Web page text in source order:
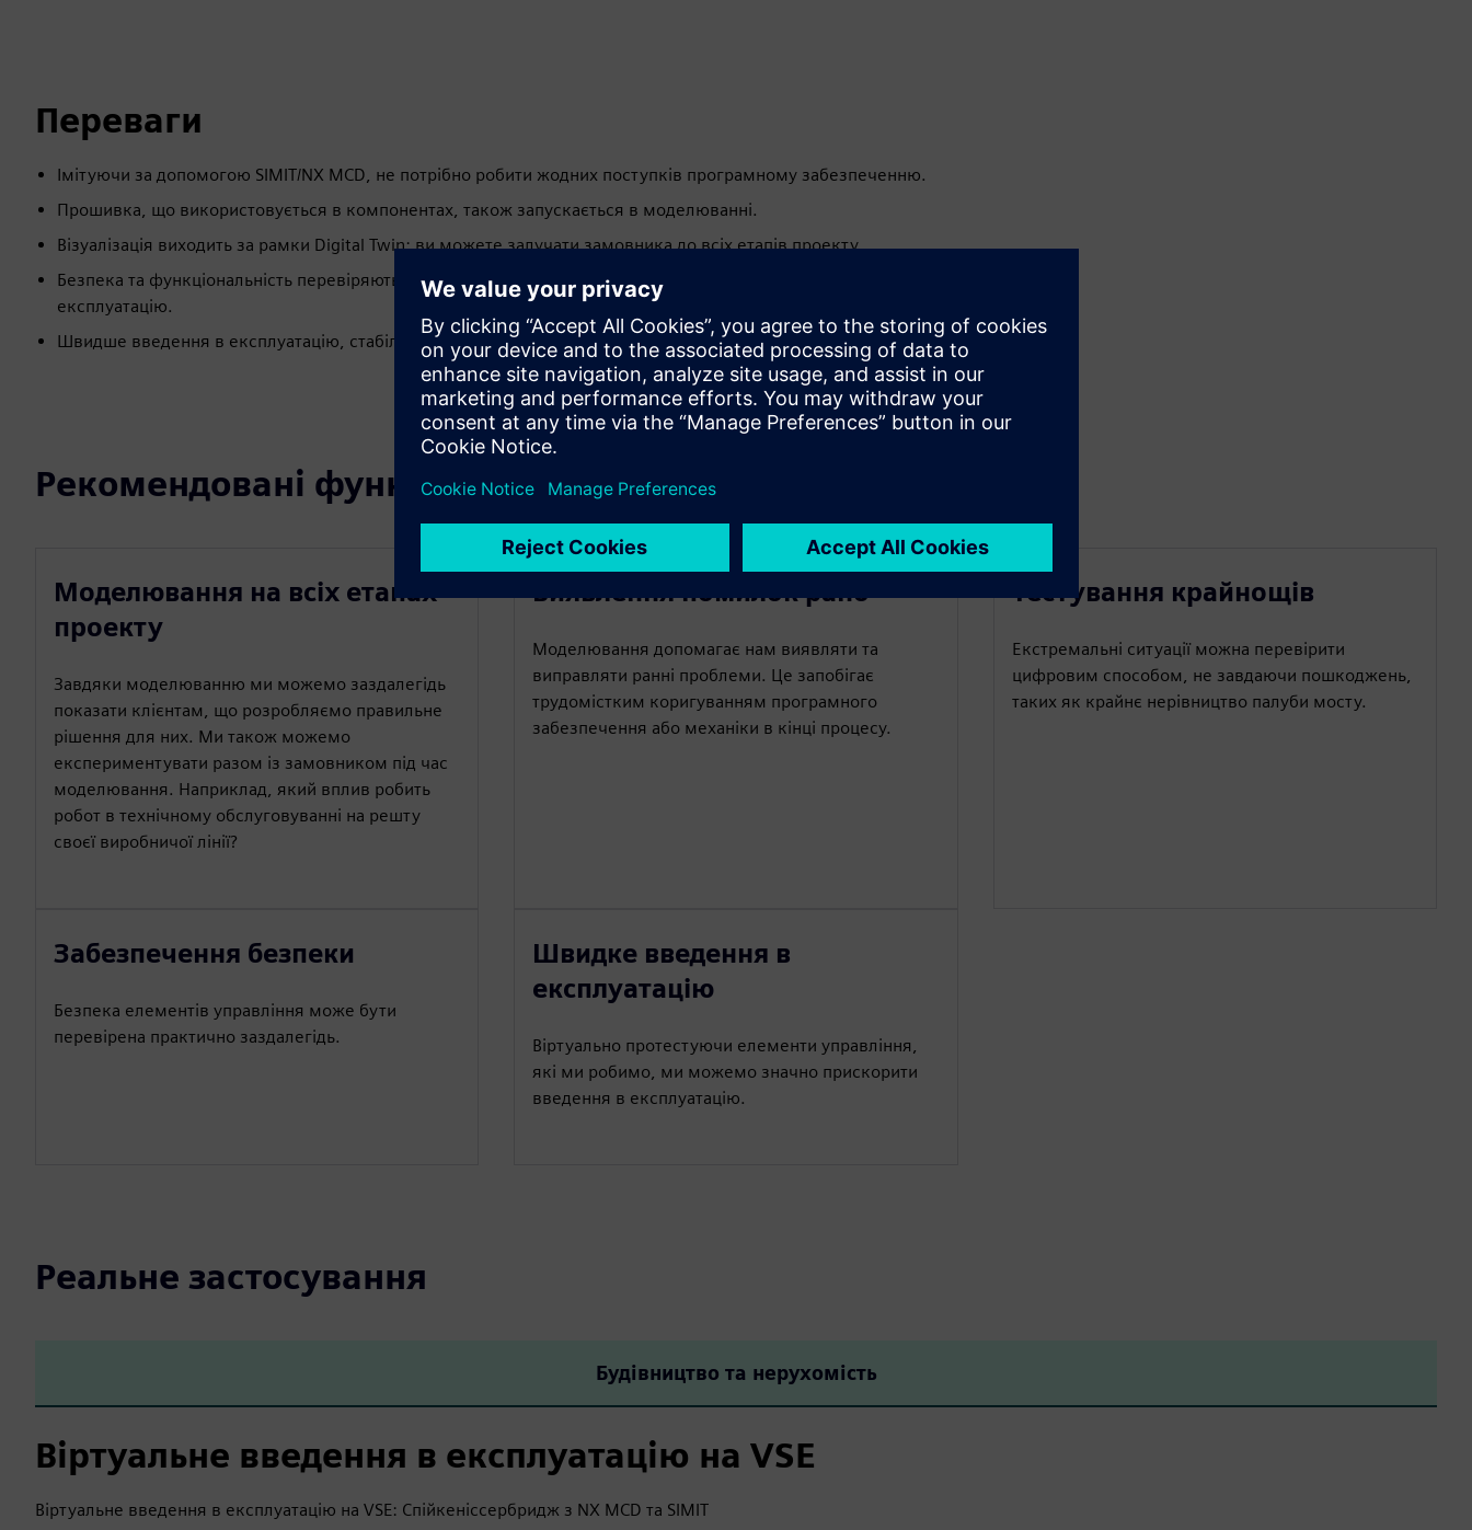
Переваги
Імітуючи за допомогою SIMIT/NX MCD, не потрібно робити жодних поступків програмному забезпеченню.
Прошивка, що використовується в компонентах, також запускається в моделюванні.
Візуалізація виходить за рамки Digital Twin: ви можете залучати замовника до всіх етапів проекту.
Безпека та функціональність перевіряються практично заздалегідь, що дозволяє коротко ввести в
експлуатацію.
Швидше введення в експлуатацію, стабільність в енергетиці та викидах та безпека для людей
Рекомендовані функції
Моделювання на всіх етапах
проекту
Завдяки моделюванню ми можемо заздалегідь
показати клієнтам, що розробляємо правильне
рішення для них. Ми також можемо
експериментувати разом із замовником під час
моделювання. Наприклад, який вплив робить
робот в технічному обслуговуванні на решту
своєї виробничої лінії?
Виявлення помилок рано
Моделювання допомагає нам виявляти та
виправляти ранні проблеми. Це запобігає
трудомістким коригуванням програмного
забезпечення або механіки в кінці процесу.
Тестування крайнощів
Екстремальні ситуації можна перевірити
цифровим способом, не завдаючи пошкоджень,
таких як крайнє нерівництво палуби мосту.
Забезпечення безпеки
Безпека елементів управління може бути
перевірена практично заздалегідь.
Швидке введення в
експлуатацію
Віртуально протестуючи елементи управління,
які ми робимо, ми можемо значно прискорити
введення в експлуатацію.
Реальне застосування
Будівництво та нерухомість
Віртуальне введення в експлуатацію на VSE
Віртуальне введення в експлуатацію на VSE: Спійкеніссербридж з NX MCD та SIMIT